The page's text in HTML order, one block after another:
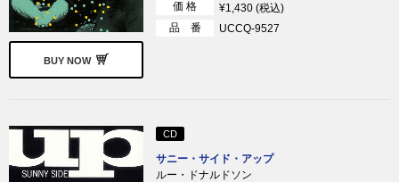
BUY NOW
価 格
¥1,430 (税込)
品 番
UCCQ-9527
CD
サニー・サイド・アップ
ルー・ドナルドソン